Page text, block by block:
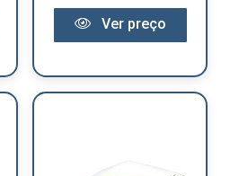
Ver preço